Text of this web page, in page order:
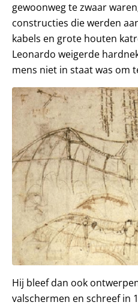
gewoonweg te zwaar
constructies die werden
kabels en grote houten
Leonardo weigerde
mens niet in staat was om
Hij bleef dan ook
valschermen en schreef in